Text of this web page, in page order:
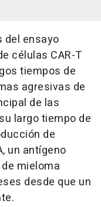
del ensayo
células CAR-T
tiempos de
agresivas de
de las
largo tiempo de
de
un antígeno
mieloma
desde que un